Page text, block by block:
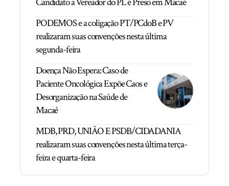
PODEMOS e a coligação PT/PCdoB e PV
realizaram suas convenções nesta última
segunda-feira
Doença Não Espera: Caso de
Paciente Oncológica Expõe Caos e
Desorganização na Saúde de
Macaé
MDB, PRD, UNIÃO E PSDB/CIDADANIA
realizaram suas convenções nesta última terça-
feira e quarta-feira